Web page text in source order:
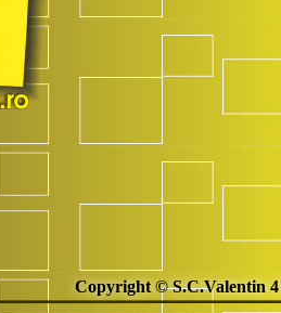
Copyright © S.C.Valentin